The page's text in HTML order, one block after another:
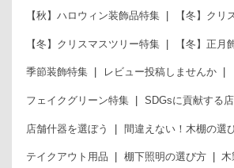
【秋】ハロウィン装飾品特集 【冬】クリ
【冬】クリスマスツリー特集 【冬】正月
季節装飾特集 レビュー投稿しませんか
フェイクグリーン特集 SDGsに貢献する
店舗什器を選ぼう 間違えない！木棚の選
テイクアウト用品 棚下照明の選び方 木